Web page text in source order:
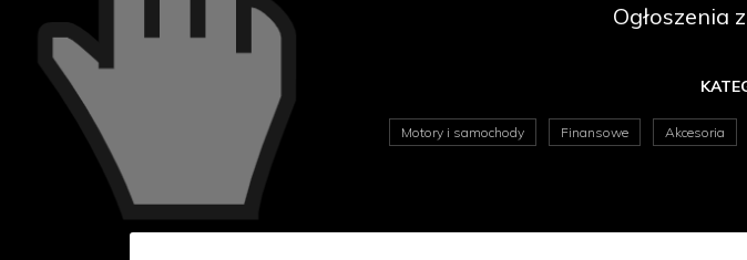
Ogłoszenia
Motory i samochody Finansowe Akcesoria